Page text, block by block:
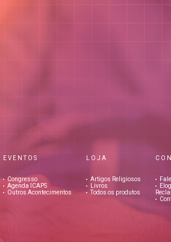
EVENTOS
Congresso
Agenda ICAPS
Outros Acontecimentos
LOJA
Artigos Religiosos
Livros
Todos os produtos